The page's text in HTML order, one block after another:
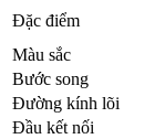
Đặc điểm
Màu sắc
Bước song
Đường kính lõi
Đầu kết nối